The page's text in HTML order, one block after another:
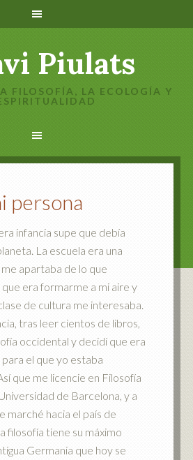
Piulats
FILOSOFÍA, LA ECOLOGÍA Y
persona
infancia supe que debía
La escuela era una
apartaba de lo que
era formarme a mi aire y
de cultura me interesaba.
tras leer cientos de libros,
occidental y decidí que era
el que yo estaba
que me licencie en Filosofía
de Barcelona, y a
marché hacia el país de
filosofía tiene su máximo
Germania que hoy se